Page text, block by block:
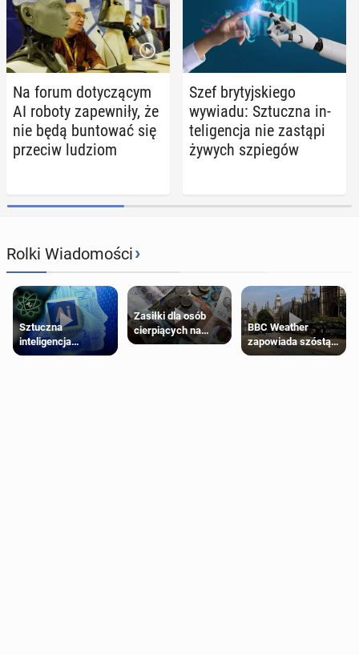
Na forum do­ty­czą­cym
AI roboty za­pew­ni­ły, że
nie będą bun­to­wać się
przeciw ludziom
Szef bry­tyj­skie­go
wywiadu: Sztucz­na in­
te­li­gen­cja nie zastąpi
żywych szpie­gów
Rolki Wiadomości›
Sztuczna
inteligencja
próbowała oszukać
Zasiłki dla osób
cierpiących na
schorzenia
BBC Weather
zapowiada szóstą
falę upałów w